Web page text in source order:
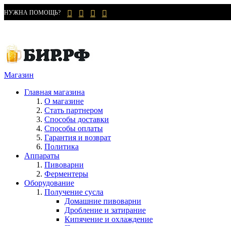
НУЖНА ПОМОЩЬ?
Магазин
Главная магазина
О магазине
Стать партнером
Способы доставки
Способы оплаты
Гарантия и возврат
Политика
Аппараты
Пивоварни
Ферментеры
Оборудование
Получение сусла
Домашние пивоварни
Дробление и затирание
Кипячение и охлаждение